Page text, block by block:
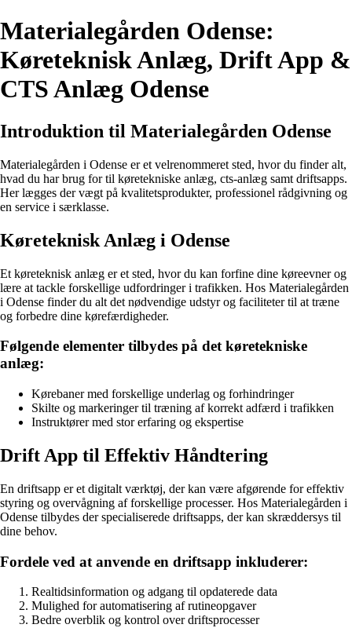
Materialegården Odense:
Køreteknisk Anlæg, Drift App &
CTS Anlæg Odense
Introduktion til Materialegården Odense
Materialegården i Odense er et velrenommeret sted, hvor du finder alt,
hvad du har brug for til køretekniske anlæg, cts-anlæg samt driftsapps.
Her lægges der vægt på kvalitetsprodukter, professionel rådgivning og
en service i særklasse.
Køreteknisk Anlæg i Odense
Et køreteknisk anlæg er et sted, hvor du kan forfine dine køreevner og
lære at tackle forskellige udfordringer i trafikken. Hos Materialegården
i Odense finder du alt det nødvendige udstyr og faciliteter til at træne
og forbedre dine kørefærdigheder.
Følgende elementer tilbydes på det køretekniske
anlæg:
Kørebaner med forskellige underlag og forhindringer
Skilte og markeringer til træning af korrekt adfærd i trafikken
Instruktører med stor erfaring og ekspertise
Drift App til Effektiv Håndtering
En driftsapp er et digitalt værktøj, der kan være afgørende for effektiv
styring og overvågning af forskellige processer. Hos Materialegården i
Odense tilbydes der specialiserede driftsapps, der kan skræddersys til
dine behov.
Fordele ved at anvende en driftsapp inkluderer:
Realtidsinformation og adgang til opdaterede data
Mulighed for automatisering af rutineopgaver
Bedre overblik og kontrol over driftsprocesser